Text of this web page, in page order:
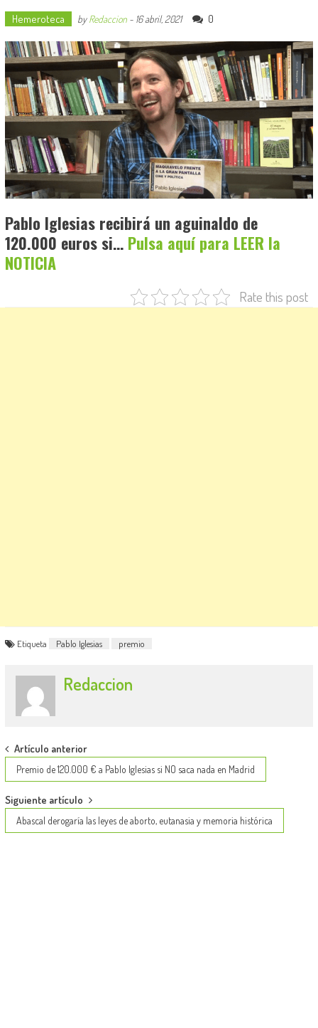
Hemeroteca byRedaccion- 16 abril, 2021 0
Pablo Iglesias recibirá un aguinaldo de
120.000 euros si… Pulsa aquí para LEER la
NOTICIA
Rate this post
Etiqueta Pablo Iglesias premio
Redaccion
Post
navigation
Artículo anterior
Premio de 120.000 € a Pablo Iglesias si NO saca nada en Madrid
Siguiente artículo
Abascal derogaría las leyes de aborto, eutanasia y memoria histórica